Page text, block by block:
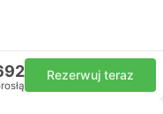
Rezerwuj teraz